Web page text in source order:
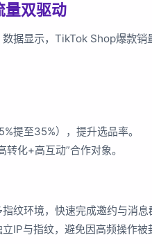
量双驱动
数据显示，TikTok Shop爆款销
提至35%），提升选品率。
化+高互动”合作对象。
纹环境，快速完成邀约与消息
IP与指纹，避免因高频操作被